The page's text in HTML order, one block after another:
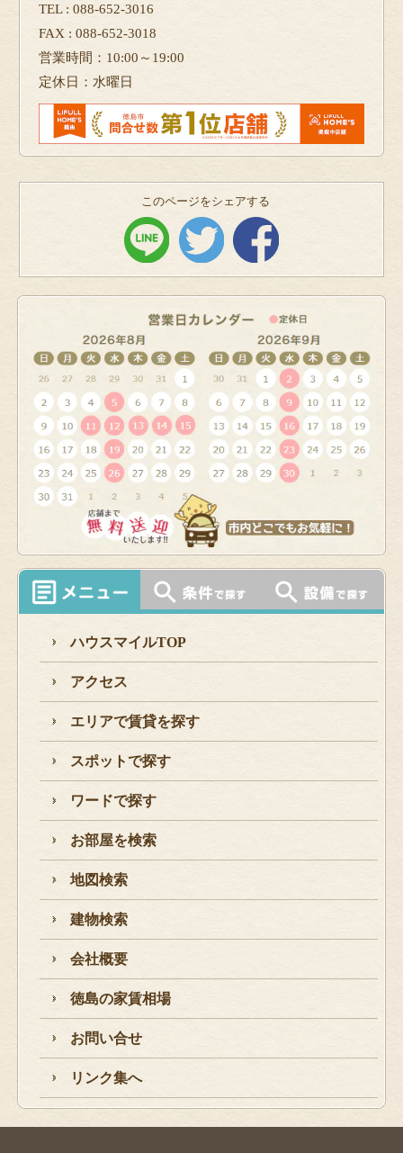
TEL : 088-652-3016
FAX : 088-652-3018
営業時間：10:00～19:00
定休日：水曜日
このページをシェアする
ハウスマイルTOP
アクセス
エリアで賃貸を探す
スポットで探す
ワードで探す
お部屋を検索
地図検索
建物検索
会社概要
徳島の家賃相場
お問い合せ
リンク集へ